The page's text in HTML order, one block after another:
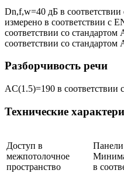
Dn,f,w=40 дБ в
измерено в соответствии с
соответствии со
соответствии со стандартом
Разборчивость речи
AC(1.5)=190 в соответствии
Технические
Доступ в
межпотолочное
пространство
Панели
в